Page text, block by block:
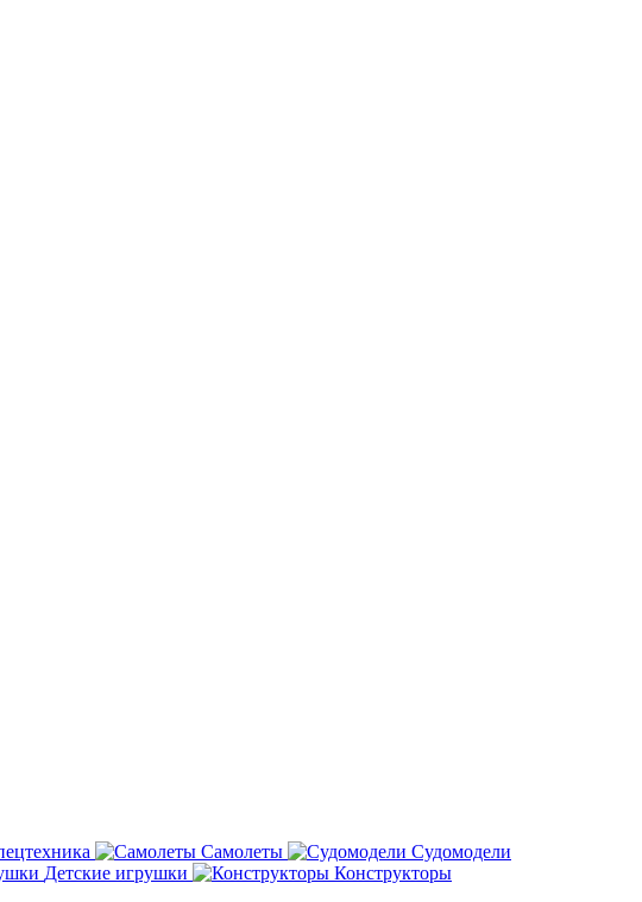
Самолеты
Судомодели
Детские игрушки
Конструкторы